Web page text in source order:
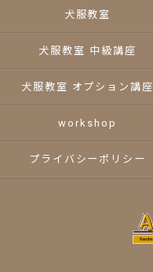
犬服教室
犬服教室 中級講座
犬服教室 オプション講座
workshop
プライバシーポリシー